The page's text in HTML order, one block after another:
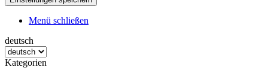
Menü schließen
deutsch
Kategorien